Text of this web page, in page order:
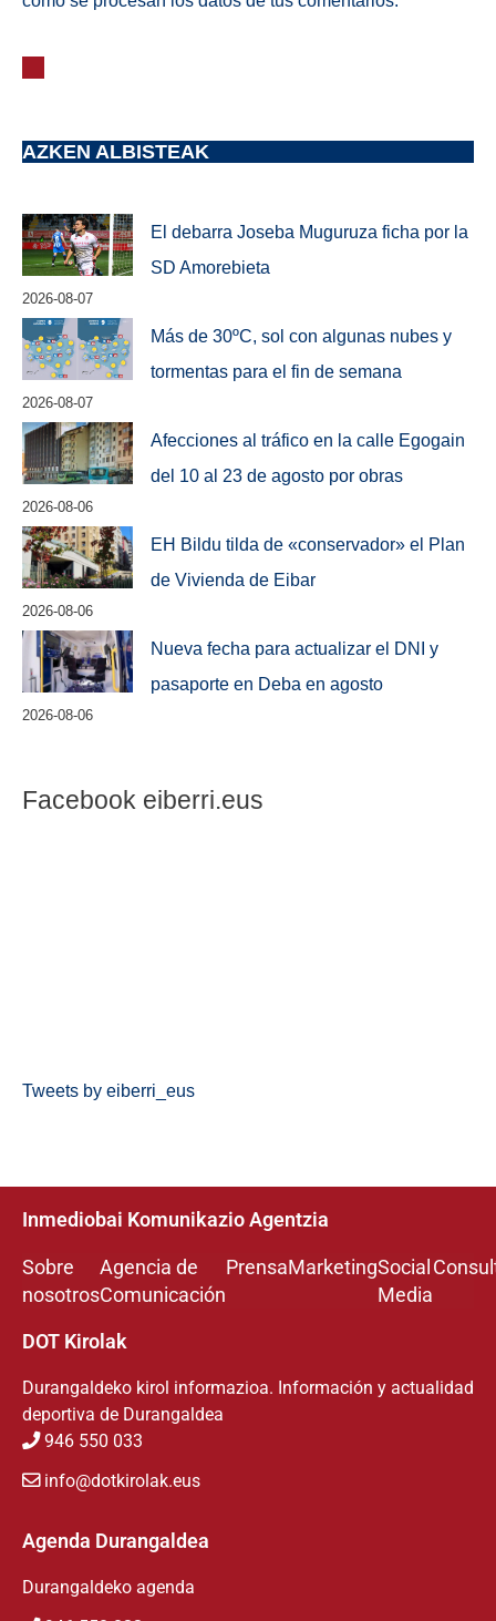
AZKEN ALBISTEAK
El debarra Joseba Muguruza ficha por la
SD Amorebieta
2026-08-07
Más de 30ºC, sol con algunas nubes y
tormentas para el fin de semana
2026-08-07
Afecciones al tráfico en la calle Egogain
del 10 al 23 de agosto por obras
2026-08-06
EH Bildu tilda de «conservador» el Plan
de Vivienda de Eibar
2026-08-06
Nueva fecha para actualizar el DNI y
pasaporte en Deba en agosto
2026-08-06
Facebook eiberri.eus
Tweets by eiberri_eus
Inmediobai Komunikazio Agentzia
Sobre
nosotros
Agencia de
Comunicación
PrensaMarketingSocial
Media
DOT Kirolak
Durangaldeko kirol informazioa. Información y actualidad
deportiva de Durangaldea
946 550 033
info@dotkirolak.eus
Agenda Durangaldea
Durangaldeko agenda